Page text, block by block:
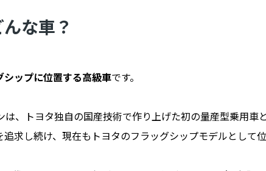
な車？
シップに位置する高級車です。
は、トヨタ独自の国産技術で作り上げた初の量産型乗用車
求し続け、現在もトヨタのフラッグシップモデルとして位